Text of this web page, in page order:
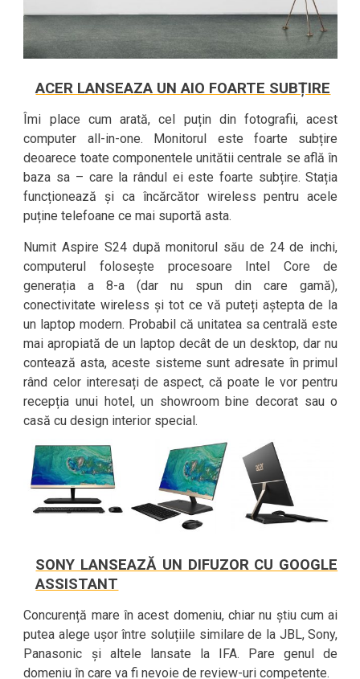
ACER LANSEAZA UN AIO FOARTE SUBȚIRE
Îmi place cum arată, cel puțin din fotografii, acest
computer all-in-one. Monitorul este foarte subțire
deoarece toate componentele unitătii centrale se află în
baza sa – care la rândul ei este foarte subțire. Stația
funcționează și ca încărcător wireless pentru acele
puține telefoane ce mai suportă asta.
Numit Aspire S24 după monitorul său de 24 de inchi,
computerul folosește procesoare Intel Core de
generația a 8-a (dar nu spun din care gamă),
conectivitate wireless și tot ce vă puteți aștepta de la
un laptop modern. Probabil că unitatea sa centrală este
mai apropiată de un laptop decât de un desktop, dar nu
contează asta, aceste sisteme sunt adresate în primul
rând celor interesați de aspect, că poate le vor pentru
recepția unui hotel, un showroom bine decorat sau o
casă cu design interior special.
SONY LANSEAZĂ UN DIFUZOR CU GOOGLE
ASSISTANT
Concurență mare în acest domeniu, chiar nu știu cum ai
putea alege ușor între soluțiile similare de la JBL, Sony,
Panasonic și altele lansate la IFA. Pare genul de
domeniu în care va fi nevoie de review-uri competente.